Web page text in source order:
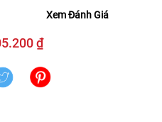
Xem Đánh Giá
₫